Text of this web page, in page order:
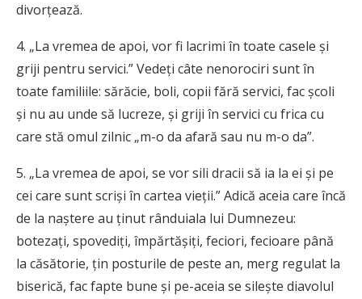
divorţează.
4. „La vremea de apoi, vor fi lacrimi în toate casele şi
griji pentru servici.” Vedeţi câte nenorociri sunt în
toate familiile: sărăcie, boli, copii fără servici, fac şcoli
şi nu au unde să lucreze, şi griji în servici cu frica cu
care stă omul zilnic „m-o da afară sau nu m-o da”.
5. „La vremea de apoi, se vor sili dracii să ia la ei şi pe
cei care sunt scrişi în cartea vieţii.” Adică aceia care încă
de la naştere au ţinut rânduiala lui Dumnezeu:
botezaţi, spovediţi, împărtăşiţi, feciori, fecioare până
la căsătorie, ţin posturile de peste an, merg regulat la
biserică, fac fapte bune şi pe-aceia se sileşte diavolul